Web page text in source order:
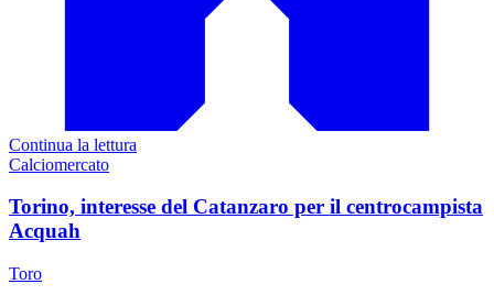
Continua la lettura
Calciomercato
Torino, interesse del Catanzaro per il centrocampista
Acquah
Toro